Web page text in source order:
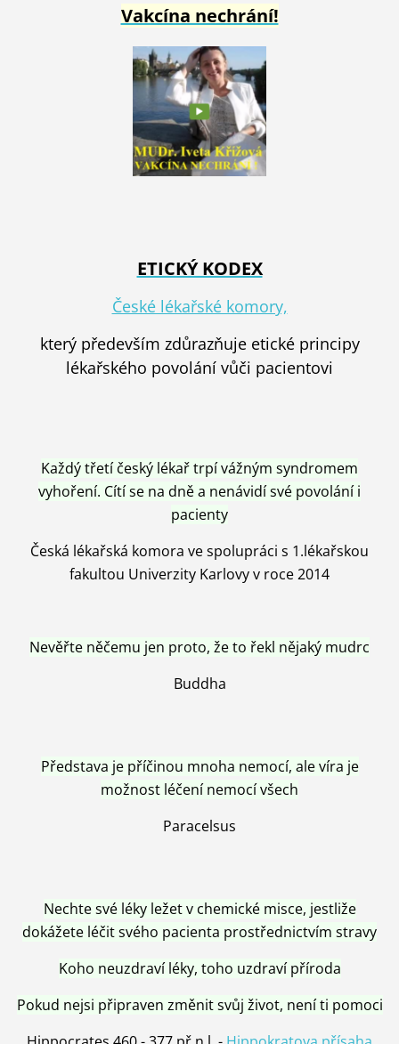
Vakcína nechrání!
ETICKÝ KODEX
České lékařské komory,
který především zdůrazňuje etické principy
lékařského povolání vůči pacientovi
Každý třetí český lékař trpí vážným syndromem
vyhoření. Cítí se na dně a nenávidí své povolání i
pacienty
Česká lékařská komora ve spolupráci s 1.lékařskou
fakultou Univerzity Karlovy v roce 2014
Nevěřte něčemu jen proto, že to řekl nějaký mudrc
Buddha
Představa je příčinou mnoha nemocí, ale víra je
možnost léčení nemocí všech
Paracelsus
Nechte své léky ležet v chemické misce, jestliže
dokážete léčit svého pacienta prostřednictvím stravy
Koho neuzdraví léky, toho uzdraví příroda
Pokud nejsi připraven změnit svůj život, není ti pomoci